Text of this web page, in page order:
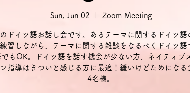
Sun, Jun 02 Zoom Meeting
ドイツ語お話し会です。あるテーマに関するドイツ語
習しながら、テーマに関する雑談をなるべくドイツ語
もOK。ドイツ語を話す機会が少ない方、ネイティブ
指導はきついと感じる方に最適！緩いけどためになる
4名様。